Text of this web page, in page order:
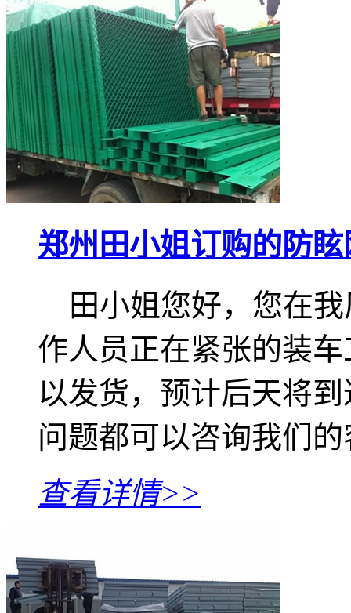
郑州田小姐订购的防
田小姐您好，您在我
作人员正在紧张的装
以发货，预计后天将
问题都可以咨询我们
查看详情>>